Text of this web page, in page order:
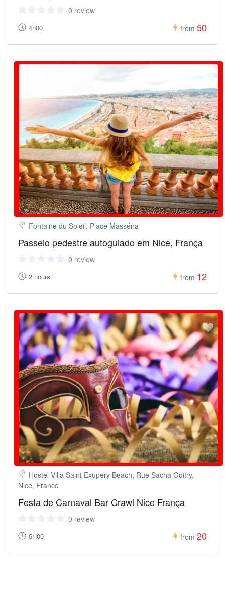
Hostel Villa Saint Exupery Beach, Rue Sacha Guitry,
Nice, France
Festa de Carnaval Bar Crawl Nice França
0 review
5H00 from 20
Fontaine du Soleil, Place Masséna
Passeio pedestre autoguiado em Nice, França
0 review
2 hours from 12
0 review
4h00 from 50